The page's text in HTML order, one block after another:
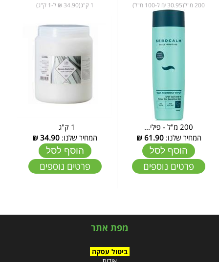
200 מ"ל(30.95 ₪ ל-100 מ"ל)
200 מ"ל - פילי...
המחיר שלנו:61.90
₪
הוסף לסל
פרטים נוספים
1 ק"ג(34.90 ₪ ל-1 ק"ג)
1 ק"ג
המחיר שלנו: 34.90
₪
הוסף לסל
פרטים נוספים
מפת אתר
ביטול עסקה